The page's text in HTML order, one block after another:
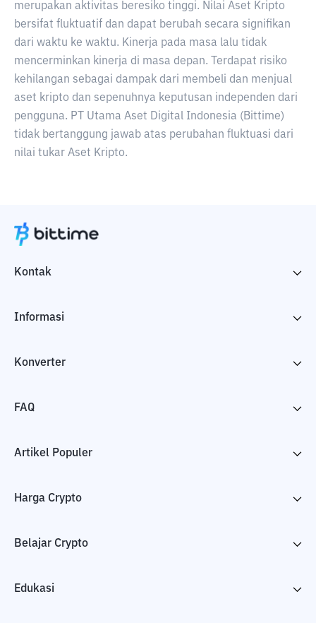
merupakan aktivitas beresiko tinggi. Nilai Aset Kripto
bersifat fluktuatif dan dapat berubah secara signifikan
dari waktu ke waktu. Kinerja pada masa lalu tidak
mencerminkan kinerja di masa depan. Terdapat risiko
kehilangan sebagai dampak dari membeli dan menjual
aset kripto dan sepenuhnya keputusan independen dari
pengguna. PT Utama Aset Digital Indonesia (Bittime)
tidak bertanggung jawab atas perubahan fluktuasi dari
nilai tukar Aset Kripto.
Kontak
Informasi
Konverter
FAQ
Artikel Populer
Harga Crypto
Belajar Crypto
Edukasi